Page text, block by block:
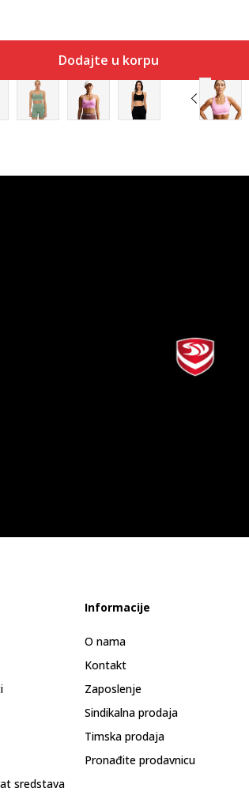
Dodajte u korpu
sredstava
Informacije
O nama
Kontakt
Zaposlenje
Sindikalna prodaja
Timska prodaja
Pronađite prodavnicu